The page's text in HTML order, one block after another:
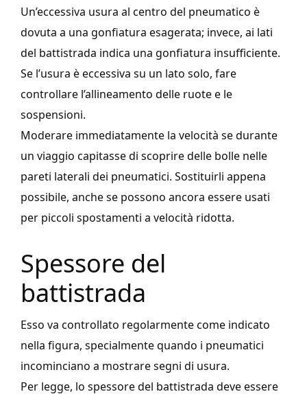
Un’eccessiva usura al centro del pneumatico è
dovuta a una gonfiatura esagerata; invece, ai lati
del battistrada indica una gonfiatura insufficiente.
Se l’usura è eccessiva su un lato solo, fare
controllare l’allineamento delle ruote e le
sospensioni.
Moderare immediatamente la velocità se durante
un viaggio capitasse di scoprire delle bolle nelle
pareti laterali dei pneumatici. Sostituirli appena
possibile, anche se possono ancora essere usati
per piccoli spostamenti a velocità ridotta.
Spessore del
battistrada
Esso va controllato regolarmente come indicato
nella figura, specialmente quando i pneumatici
incominciano a mostrare segni di usura.
Per legge, lo spessore del battistrada deve essere